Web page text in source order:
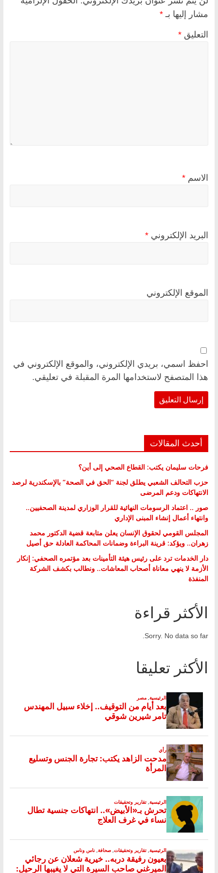
مشار إليها بـ *
التعليق *
الاسم *
البريد الإلكتروني *
الموقع الإلكتروني
احفظ اسمي، بريدي الإلكتروني، والموقع الإلكتروني في
هذا المتصفح لاستخدامها المرة المقبلة في تعليقي.
أحدث المقالات
فرحات سليمان يكتب: القطاع الصحي إلى أين؟
حزب التحالف الشعبي يطلق لجنة “الحق في الصحة” بالإسكندرية لرصد
الانتهاكات ودعم المرضى
صور .. اعتماد الرسومات النهائية للقرار الوزاري لمدينة الصحفيين..
وانتهاء أعمال إنشاء المبنى الإداري
المجلس القومي لحقوق الإنسان يعلن متابعة قضية الدكتور محمد
زهران.. ويؤكد: قرينة البراءة وضمانات المحاكمة العادلة حق أصيل
دار الخدمات ترد على رئيس هيئة التأمينات بعد مؤتمره الصحفي: إنكار
الأزمة لا ينهي معاناة أصحاب المعاشات.. ونطالب بكشف الشركة
المنفذة
الأكثر قراءة
Sorry. No data so far.
الأكثر تعليقا